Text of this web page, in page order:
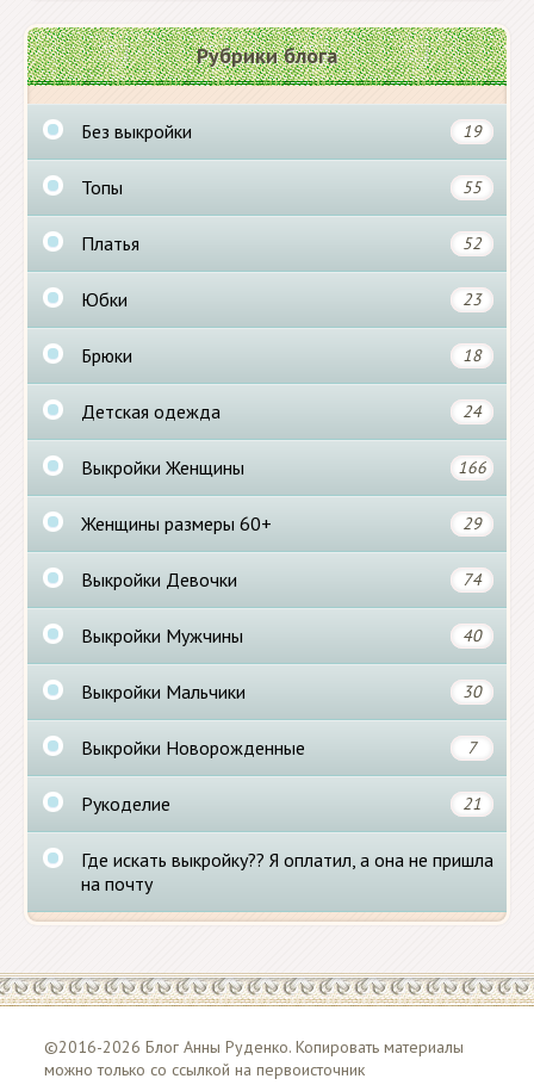
Рубрики блога
Без выкройки 19
Топы 55
Платья 52
Юбки 23
Брюки 18
Детская одежда 24
Выкройки Женщины 166
Женщины размеры 60+ 29
Выкройки Девочки 74
Выкройки Мужчины 40
Выкройки Мальчики 30
Выкройки Новорожденные 7
Рукоделие 21
Где искать выкройку?? Я оплатил, а она не пришла
на почту
©2016-2026 Блог Анны Руденко. Копировать материалы
можно только со ссылкой на первоисточник